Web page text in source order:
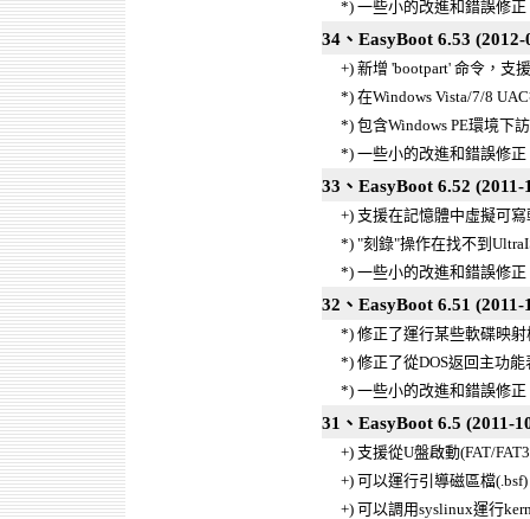
*) 一些小的改進和錯誤修正
34、EasyBoot 6.53 (2012-
+) 新增 'bootpart' 命令，支
*) 在Windows Vista/7/8
*) 包含Windows PE環境下
*) 一些小的改進和錯誤修正
33、EasyBoot 6.52 (2011-
+) 支援在記憶體中虛擬可
*) "刻錄"操作在找不到
*) 一些小的改進和錯誤修正
32、EasyBoot 6.51 (2011-
*) 修正了運行某些軟碟映
*) 修正了從DOS返回主功
*) 一些小的改進和錯誤修正
31、EasyBoot 6.5 (2011-
+) 支援從U盤啟動(FAT/
+) 可以運行引導磁區檔(.bsf)
+) 可以調用syslinux運行